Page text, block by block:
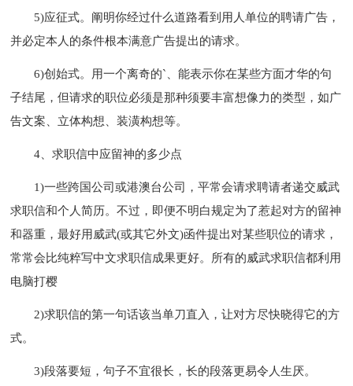
5)应征式。阐明你经过什么道路看到用人单位的聘请广告，
并必定本人的条件根本满意广告提出的请求。
6)创始式。用一个离奇的`、能表示你在某些方面才华的句
子结尾，但请求的职位必须是那种须要丰富想像力的类型，如广
告文案、立体构想、装潢构想等。
4、求职信中应留神的多少点
1)一些跨国公司或港澳台公司，平常会请求聘请者递交威武
求职信和个人简历。不过，即便不明白规定为了惹起对方的留神
和器重，最好用威武(或其它外文)函件提出对某些职位的请求，
常常会比纯粹写中文求职信成果更好。所有的威武求职信都利用
电脑打樱
2)求职信的第一句话该当单刀直入，让对方尽快晓得它的方
式。
3)段落要短，句子不宜很长，长的段落更易令人生厌。